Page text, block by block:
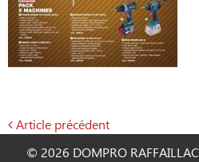
Navigation
Article précédent
© 2026 DOMPRO RAFFAILLAC